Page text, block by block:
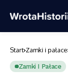
Start Zamki i pałace
Zamki I Pałace